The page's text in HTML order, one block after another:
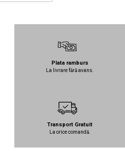
Plata ramburs
La livrare fără avans.
Transport Gratuit
La orice comandă.